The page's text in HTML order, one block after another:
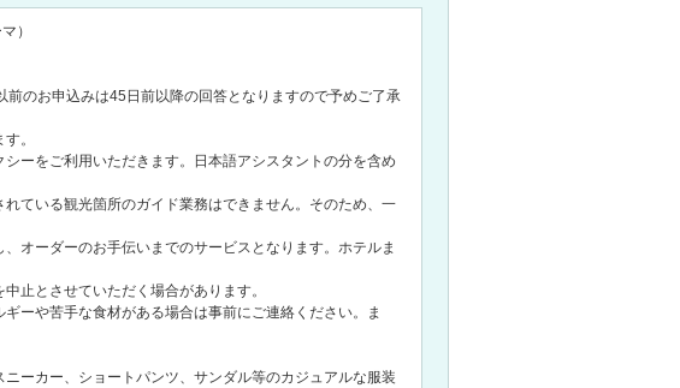
）
のお申込みは45日前以降の回答となりますので予めご了承
。
ーをご利用いただきます。日本語アシスタントの分を含め
ている観光箇所のガイド業務はできません。そのため、一
オーダーのお手伝いまでのサービスとなります。ホテルま
止とさせていただく場合があります。
ーや苦手な食材がある場合は事前にご連絡ください。ま
ーカー、ショートパンツ、サンダル等のカジュアルな服装